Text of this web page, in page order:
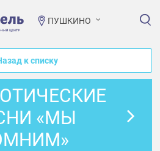
ПУШКИНО
к списку
«МЫ